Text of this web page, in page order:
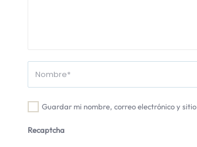
Guardar mi nombre, correo electrónico y
Recaptcha